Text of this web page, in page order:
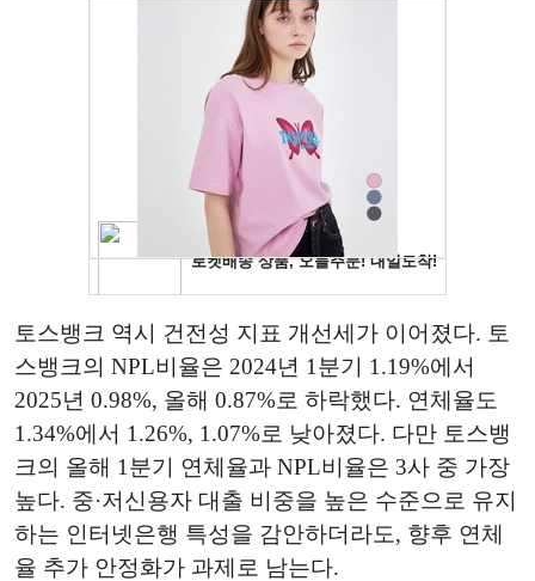
토스뱅크 역시 건전성 지표 개선세가 이어졌다. 토
스뱅크의 NPL비율은 2024년 1분기 1.19%에서
2025년 0.98%, 올해 0.87%로 하락했다. 연체율도
1.34%에서 1.26%, 1.07%로 낮아졌다. 다만 토스뱅
크의 올해 1분기 연체율과 NPL비율은 3사 중 가장
높다. 중·저신용자 대출 비중을 높은 수준으로 유지
하는 인터넷은행 특성을 감안하더라도, 향후 연체
율 추가 안정화가 과제로 남는다.